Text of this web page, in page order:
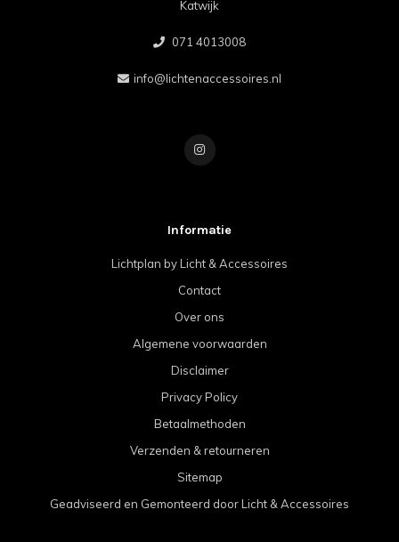
Katwijk
071 4013008
info@lichtenaccessoires.nl
Informatie
Lichtplan by Licht & Accessoires
Contact
Over ons
Algemene voorwaarden
Disclaimer
Privacy Policy
Betaalmethoden
Verzenden & retourneren
Sitemap
Geadviseerd en Gemonteerd door Licht & Accessoires